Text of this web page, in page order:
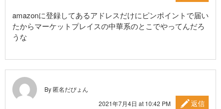
amazonに登録してあるアドレスだけにピンポイントで届い
たからマーケットプレイスの中華系のとこでやってんだろ
うな
By 匿名だぴょん
2021年7月4日 at 10:42 PM
返信